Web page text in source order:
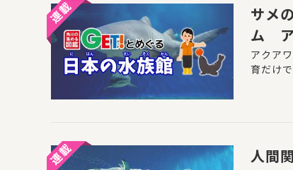
サメ
ム ア
める
アクア
育だけ
人間